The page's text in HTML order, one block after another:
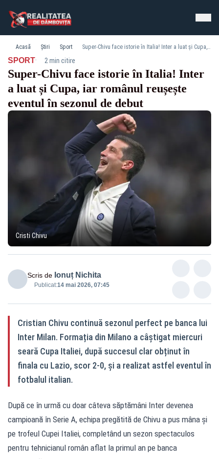
Acasă Știri Sport Super-Chivu face istorie în Italia! Inter a luat și Cupa, iar românul reușește eventul în sezonul de debut
SPORT· 2 min citire
Super-Chivu face istorie în Italia! Inter
a luat și Cupa, iar românul reușește
eventul în sezonul de debut
Cristi Chivu
Scris de Ionuț Nichita
Publicat:14 mai 2026, 07:45
Cristian Chivu continuă sezonul perfect pe banca lui
Inter Milan. Formația din Milano a câștigat miercuri
seară Cupa Italiei, după succesul clar obținut în
finala cu Lazio, scor 2-0, și a realizat astfel eventul în
fotbalul italian.
După ce în urmă cu doar câteva săptămâni Inter devenea
campioană în Serie A, echipa pregătită de Chivu a pus mâna și
pe trofeul Cupei Italiei, completând un sezon spectaculos
pentru tehnicianul român aflat la primul an pe banca